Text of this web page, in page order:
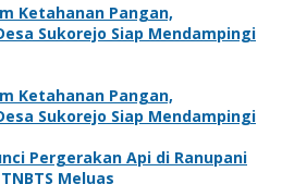
Ketahanan Pangan,
Sukorejo Siap Mendampingi
Ketahanan Pangan,
Sukorejo Siap Mendampingi
Pergerakan Api di Ranupani
Meluas